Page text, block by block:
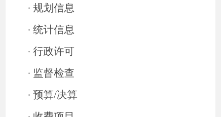
· 规划信息
· 统计信息
· 行政许可
· 监督检查
· 预算/决算